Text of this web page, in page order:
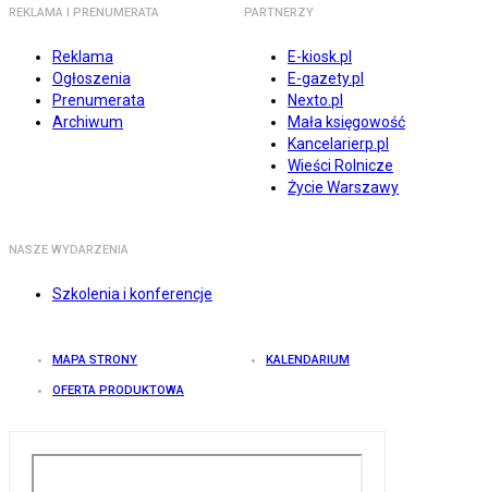
REKLAMA I PRENUMERATA
Reklama
Ogłoszenia
Prenumerata
Archiwum
PARTNERZY
E-kiosk.pl
E-gazety.pl
Nexto.pl
Mała księgowość
Kancelarierp.pl
Wieści Rolnicze
Życie Warszawy
NASZE WYDARZENIA
Szkolenia i konferencje
MAPA STRONY KALENDARIUM
OFERTA PRODUKTOWA